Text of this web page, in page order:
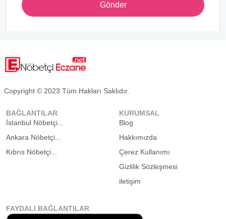
Gönder
Copyright © 2023 Tüm Hakları Saklıdır.
BAĞLANTILAR
İstanbul Nöbetçi...
Ankara Nöbetçi...
Kıbrıs Nöbetçi...
KURUMSAL
Blog
Hakkımızda
Çerez Kullanımı
Gizlilik Sözleşmesi
iletişim
FAYDALI BAĞLANTILAR